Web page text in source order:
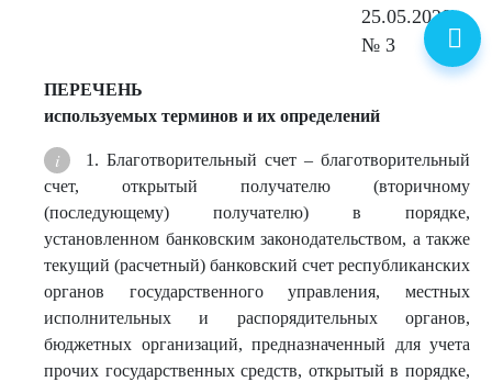
25.05.2020
№ 3
ПЕРЕЧЕНЬ
используемых терминов и их определений
1. Благотворительный счет – благотворительный
счет, открытый получателю (вторичному
(последующему) получателю) в порядке,
установленном банковским законодательством, а также
текущий (расчетный) банковский счет республиканских
органов государственного управления, местных
исполнительных и распорядительных органов,
бюджетных организаций, предназначенный для учета
прочих государственных средств, открытый в порядке,